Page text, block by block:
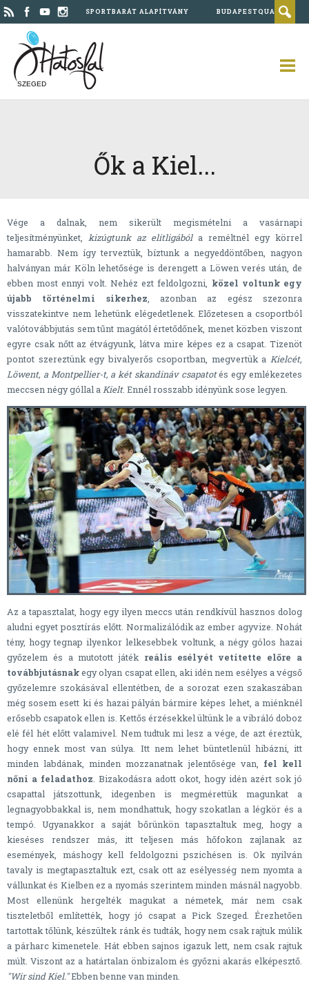
SPORTBARÁT ALAPÍTVÁNY BUDAPESTQUAD
SZEGED
Ők a Kiel...
Vége a dalnak, nem sikerült megismételni a vasárnapi
teljesítményünket, kizúgtunk az elitligábóla reméltnél egy körrel
hamarabb. Nem így terveztük, bíztunk a negyeddöntőben, nagyon
halványan már Köln lehetősége is derengett a Löwen verés után, de
ebben most ennyi volt. Nehéz ezt feldolgozni, közel voltunk egy
újabb történelmi sikerhez , azonban az egész szezonra
visszatekintve nem lehetünk elégedetlenek. Előzetesen a csoportból
valótovábbjutás sem tűnt magától értetődőnek, menet közben viszont
egyre csak nőtt az étvágyunk, látva mire képes ez a csapat. Tizenöt
pontot szereztünk egy bivalyerős csoportban, megvertük a Kielcét,
Löwent, a Montpellier-t, a két skandináv csapatotés egy emlékezetes
meccsen négy góllal a Kielt. Ennél rosszabb idényünk sose legyen.
Az a tapasztalat, hogy egy ilyen meccs után rendkívül hasznos dolog
aludni egyet posztírás előtt. Normalizálódik az ember agyvize. Nohát
tény, hogy tegnap ilyenkor lelkesebbek voltunk, a négy gólos hazai
győzelem és a mutotott játék reális esélyét vetítette előre a
továbbjutásnakegy olyan csapat ellen, aki idén nem esélyes a végső
győzelemre szokásával ellentétben, de a sorozat ezen szakaszában
még sosem esett ki és hazai pályán bármire képes lehet, a miénknél
erősebb csapatok ellen is. Kettős érzésekkel ültünk le a vibráló doboz
elé fél hét előtt valamivel. Nem tudtuk mi lesz a vége, de azt éreztük,
hogy ennek most van súlya. Itt nem lehet büntetlenül hibázni, itt
minden labdának, minden mozzanatnak jelentősége van, fel kell
nőni a feladathoz. Bizakodásra adott okot, hogy idén azért sok jó
csapattal játszottunk, idegenben is megmérettük magunkat a
legnagyobbakkal is, nem mondhattuk, hogy szokatlan a légkör és a
tempó. Ugyanakkor a saját bőrünkön tapasztaltuk meg, hogy a
kieséses rendszer más, itt teljesen más hőfokon zajlanak az
események, máshogy kell feldolgozni pszichésen is. Ok nyilván
tavaly is megtapasztaltuk ezt, csak ott az esélyesség nem nyomta a
vállunkat és Kielben ez a nyomás szerintem minden másnál nagyobb.
Most ellenünk hergelték magukat a németek, már nem csak
tiszteletből említették, hogy jó csapat a Pick Szeged. Érezhetően
tartottak tőlünk, készültek ránk és tudták, hogy nem csak rajtuk múlik
a párharc kimenetele. Hát ebben sajnos igazuk lett, nem csak rajtuk
múlt. Viszont az a határtalan önbizalom és győzni akarás elképesztő.
"Wir sind Kiel."Ebben benne van minden.